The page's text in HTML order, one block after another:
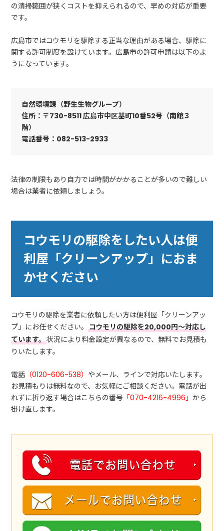
の清掃範囲が狭くコストを抑えられるので、早めの対応が重要
です。
広島市ではコウモリを駆除する正当な理由がある場合、駆除に
関する許可制度を設けています。広島市の許可申請は以下のよ
うになっています。
自然環境課（野生生物グループ）
住所：〒730-8511 広島市中区基町10番52号（南館３
階）
電話番号：082-513-2933
法律の制限もあり自力では時間がかかることが多いので難しい
場合は業者に依頼しましょう。
コウモリの駆除をしたい人は便
利屋「クリーンアップ」におま
かせください
コウモリの駆除を業者に依頼したい方は便利屋「クリーンアッ
プ」にお任せください。コウモリの駆除を20,000円～対応し
ています。状況により料金設定が異なるので、無料でお見積も
りいたします。
電話 （0120-606-538） やメール、ラインで対応いたします。
お見積もりは無料なので、お気軽にご相談ください。電話が出
れずに折り返す場合はこちらの番号 「070-4216-4996」から
掛け直します。